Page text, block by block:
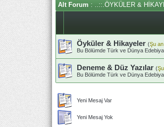
Alt Forum : ..::.ÖYKÜLER &
Öyküler & Hikayeler (Şu
Bu Bölümde Türk ve Dünya
Deneme & Düz Yazılar (
Bu Bölümde Türk ve Dünya
Yeni Mesaj Var
Yeni Mesaj Yok